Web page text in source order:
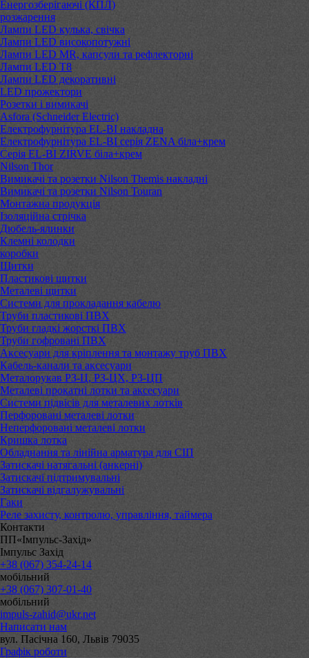
Енергозберігаючі (КПЛ)
розжарення
Лампи LED кулька, свічка
Лампи LED високопотужні
Лампи LED MR, капсули та рефлекторні
Лампи LED Т8
Лампи LED декоративні
LED прожектори
Розетки і вимикачі
Asfora (Schneider Electric)
Електрофурнітура EL-BI накладна
Електрофурнітура EL-BI серія ZENA біла+крем
Серія EL-BI ZIRVE біла+крем
Nilson Thor
Вимикачі та розетки Nilson Themis накладні
Вимикачі та розетки Nilson Touran
Монтажна продукція
Ізоляційна стрічка
Дюбель-ялинки
Клемні колодки
коробки
Щитки
Пластикові щитки
Металеві щитки
Системи для прокладання кабелю
Труби пластикові ПВХ
Труби гладкі жорсткі ПВХ
Труби гофровані ПВХ
Аксесуари для кріплення та монтажу труб ПВХ
Кабель-канали та аксесуари
Металорукав РЗ-Ц, РЗ-ЦХ, РЗ-ЦП
Металеві прокатні лотки та аксесуари
Системи підвісів для металевих лотків
Перфоровані металеві лотки
Неперфоровані металеві лотки
Кришка лотка
Обладнання та лінійна арматура для СІП
Затискачі натягальні (анкерні)
Затискачі підтримувальні
Затискачі відгалужувальні
Гаки
Реле захисту, контролю, управління, таймера
Контакти
ПП«Імпульс-Захід»
Імпульс Захід
+38 (067) 354-24-14
мобільний
+38 (067) 307-01-40
мобільний
impuls-zahid@ukr.net
Написати нам
вул. Пасічна 160, Львів 79035
Графік роботи